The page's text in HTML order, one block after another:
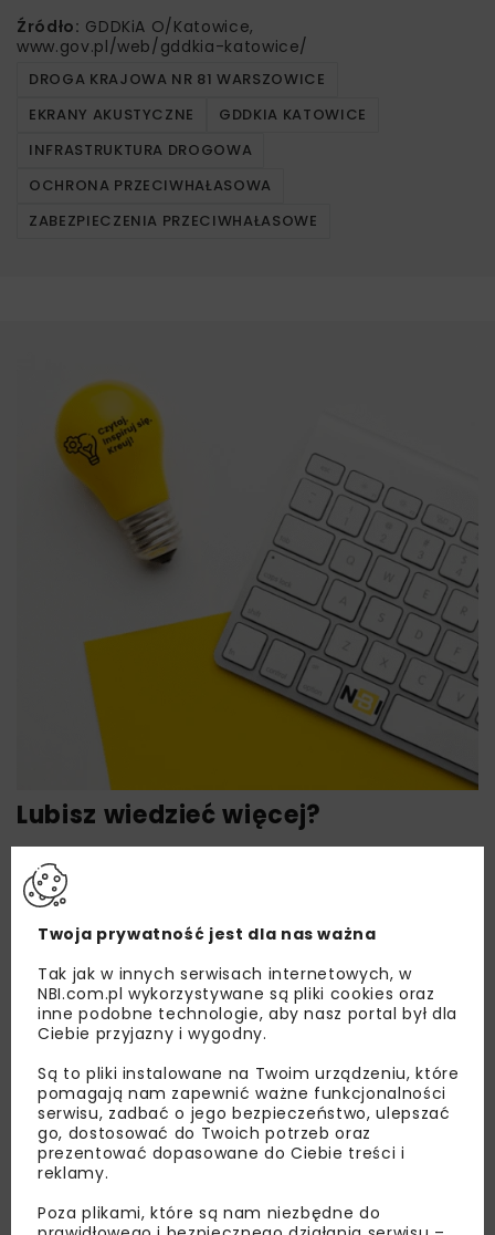
Źródło: GDDKiA O/Katowice,
www.gov.pl/web/gddkia-katowice/
DROGA KRAJOWA NR 81 WARSZOWICE
EKRANY AKUSTYCZNE
GDDKIA KATOWICE
INFRASTRUKTURA DROGOWA
OCHRONA PRZECIWHAŁASOWA
ZABEZPIECZENIA PRZECIWHAŁASOWE
Lubisz wiedzieć więcej?
Zapisz się do newslettera aby otrzymywać od
nas najlepsze informacje branżowe,
zaproszenia na wydarzenia, atrakcyjne oferty i
dedykowane akcje specjalne.
Zapoznałam/em się zPolityką Prywatności
podany przeze mnie adres e-mail korespondencji
handlowej w postaci newslettera.
ZAPISZ MNIE
Twoja prywatność jest dla nas ważna
Tak jak w innych serwisach internetowych, w
NBI.com.pl wykorzystywane są pliki cookies oraz
inne podobne technologie, aby nasz portal był dla
Ciebie przyjazny i wygodny.
Są to pliki instalowane na Twoim urządzeniu, które
pomagają nam zapewnić ważne funkcjonalności
serwisu, zadbać o jego bezpieczeństwo, ulepszać
go, dostosować do Twoich potrzeb oraz
prezentować dopasowane do Ciebie treści i
reklamy.
Poza plikami, które są nam niezbędne do